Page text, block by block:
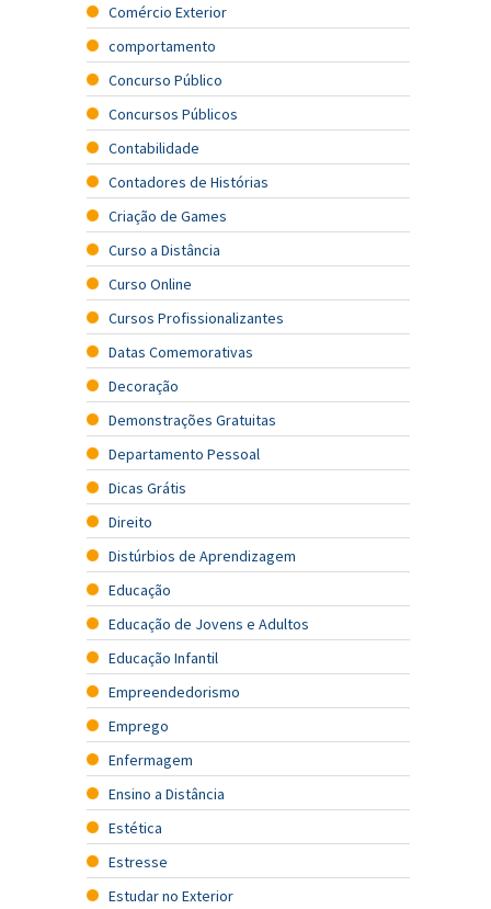
Comércio Exterior
comportamento
Concurso Público
Concursos Públicos
Contabilidade
Contadores de Histórias
Criação de Games
Curso a Distância
Curso Online
Cursos Profissionalizantes
Datas Comemorativas
Decoração
Demonstrações Gratuitas
Departamento Pessoal
Dicas Grátis
Direito
Distúrbios de Aprendizagem
Educação
Educação de Jovens e Adultos
Educação Infantil
Empreendedorismo
Emprego
Enfermagem
Ensino a Distância
Estética
Estresse
Estudar no Exterior